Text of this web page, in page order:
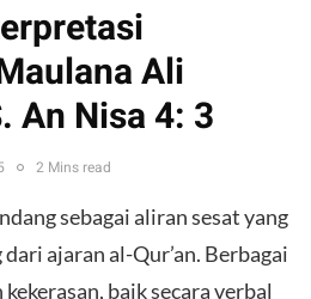
Ali
An Nisa 4: 3
2 Mins read
sebagai aliran sesat yang
ajaran al-Qur’an. Berbagai
baik secara verbal